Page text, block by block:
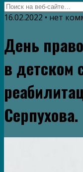
16.02.2022 • нет
День
в детском
Серпухова.